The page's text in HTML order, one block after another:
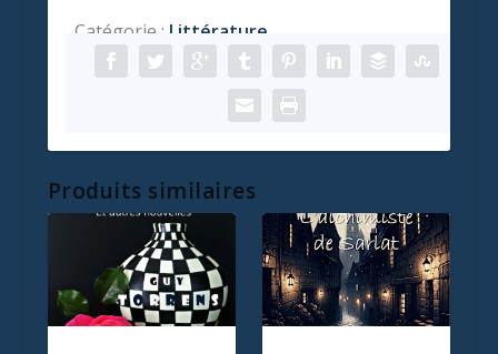
de
Désiré
Catégorie : Littérature
Produits similaires